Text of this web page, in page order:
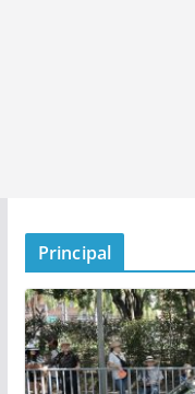
Principal